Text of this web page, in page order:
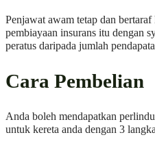
Penjawat awam tetap dan
pembiayaan insurans itu dengan
peratus daripada jumlah
Cara Pembelian
Anda boleh mendapatkan
untuk kereta anda dengan 3